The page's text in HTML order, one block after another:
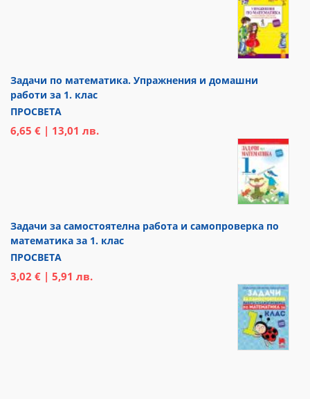
Задачи по математика. Упражнения и домашни
работи за 1. клас
ПРОСВЕТА
6,65 € | 13,01 лв.
Задачи за самостоятелна работа и самопроверка по
математика за 1. клас
ПРОСВЕТА
3,02 € | 5,91 лв.